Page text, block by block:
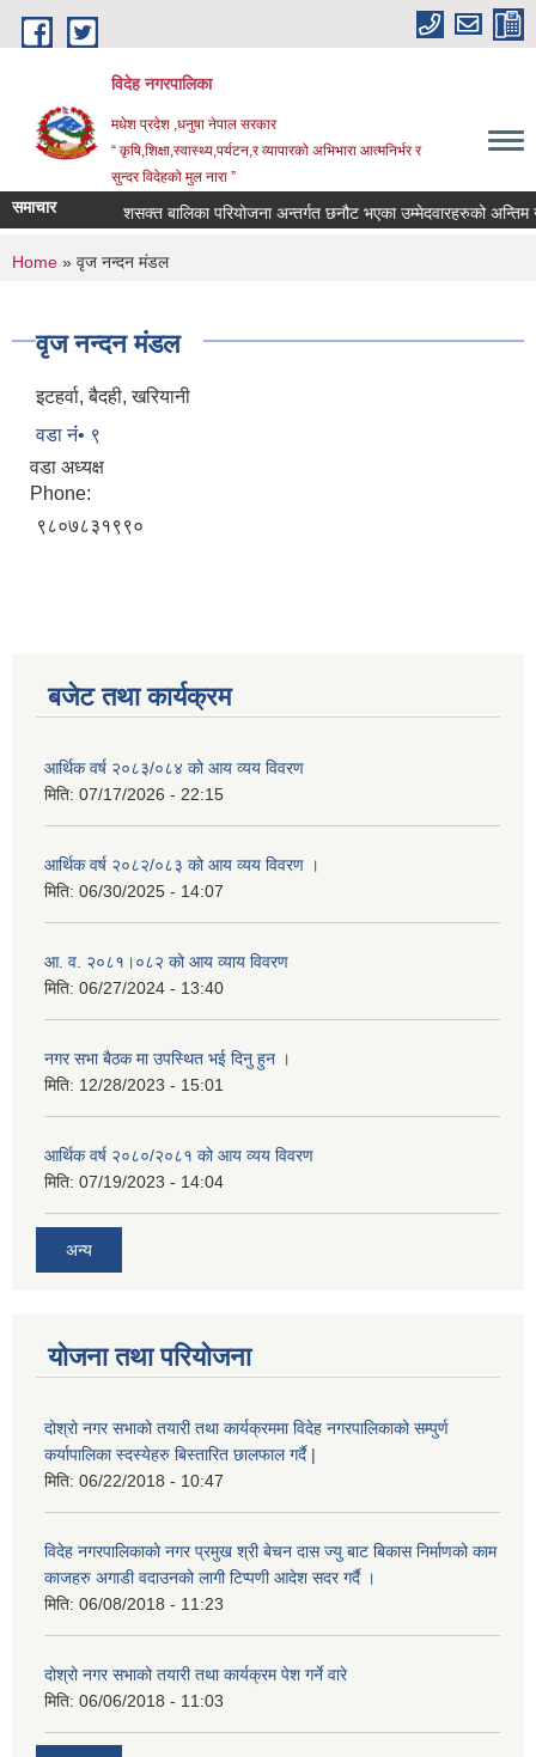
Skip to main content
विदेह नगरपालिका
मधेश प्रदेश ,धनुषा नेपाल सरकार
“ कृषि,शिक्षा,स्वास्थ्य,पर्यटन,र व्यापारको अभिभारा आत्मनिर्भर र
सुन्दर विदेहको मुल नारा ”
समाचार
सुचना । शसक्त बालिका परियोजना अन्तर्गत छनौट भएका उम्मेदवारहरुको अन्तिम
You are here
Home » वृज नन्दन मंडल
वृज नन्दन मंडल
इटहर्वा, बैदही, खरियानी
वडा नंं• ९
वडा अध्यक्ष
Phone:
९८०७८३१९९०
बजेट तथा कार्यक्रम
आर्थिक वर्ष २०८३/०८४ को आय व्यय विवरण
मिति: 07/17/2026 - 22:15
आर्थिक वर्ष २०८२/०८३ को आय व्यय विवरण ।
मिति: 06/30/2025 - 14:07
आ. व. २०८१।०८२ को आय व्याय विवरण
मिति: 06/27/2024 - 13:40
नगर सभा बैठक मा उपस्थित भई दिनु हुन ।
मिति: 12/28/2023 - 15:01
आर्थिक वर्ष २०८०/२०८१ को आय व्यय विवरण
मिति: 07/19/2023 - 14:04
अन्य
योजना तथा परियोजना
दोश्रो नगर सभाको तयारी तथा कार्यक्रममा विदेह नगरपालिकाको सम्पुर्ण
कर्यापालिका स्दस्येहरु बिस्तारित छालफाल गर्दै |
मिति: 06/22/2018 - 10:47
विदेह नगरपालिकाको नगर प्रमुख श्री बेचन दास ज्यु बाट बिकास निर्माणको काम
काजहरु अगाडी वदाउनको लागी टिप्पणी आदेश सदर गर्दै ।
मिति: 06/08/2018 - 11:23
दोश्रो नगर सभाको तयारी तथा कार्यक्रम पेश गर्ने वारे
मिति: 06/06/2018 - 11:03